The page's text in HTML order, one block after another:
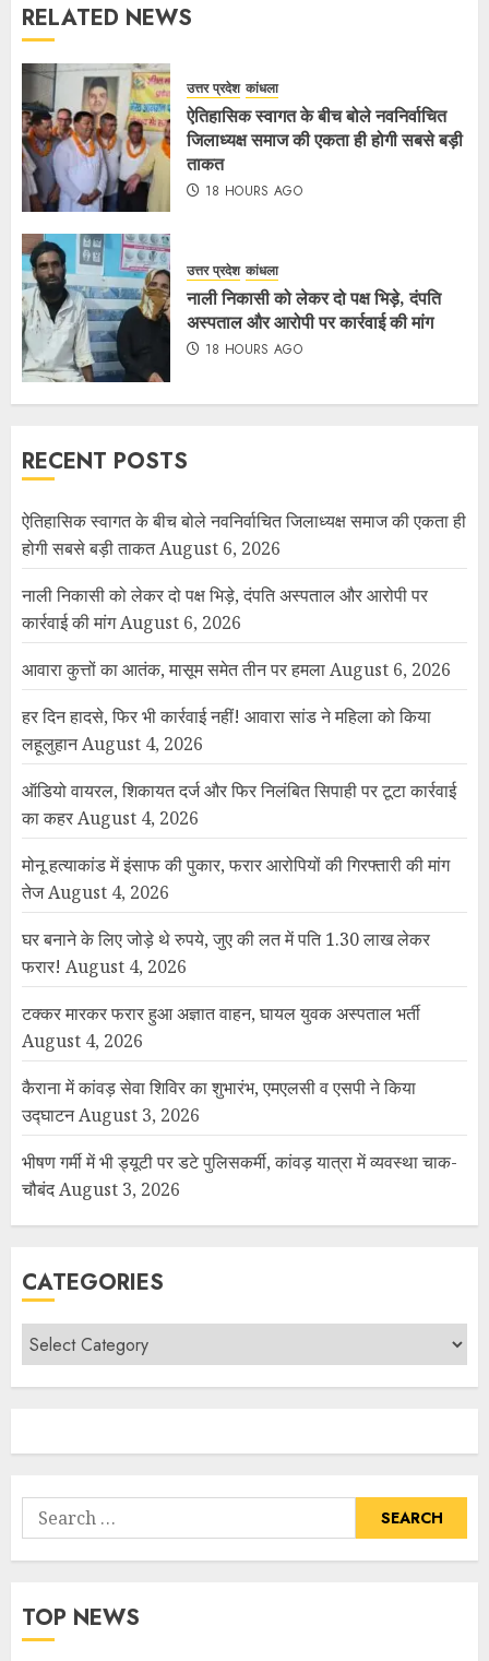
RELATED NEWS
उत्तर प्रदेश कांधला
ऐतिहासिक स्वागत के बीच बोले नवनिर्वाचित
जिलाध्यक्ष समाज की एकता ही होगी सबसे बड़ी
ताकत
18 HOURS AGO
उत्तर प्रदेश कांधला
नाली निकासी को लेकर दो पक्ष भिड़े, दंपति
अस्पताल और आरोपी पर कार्रवाई की मांग
18 HOURS AGO
RECENT POSTS
ऐतिहासिक स्वागत के बीच बोले नवनिर्वाचित जिलाध्यक्ष समाज की एकता ही
होगी सबसे बड़ी ताकतAugust 6, 2026
नाली निकासी को लेकर दो पक्ष भिड़े, दंपति अस्पताल और आरोपी पर
कार्रवाई की मांगAugust 6, 2026
आवारा कुत्तों का आतंक, मासूम समेत तीन पर हमलाAugust 6, 2026
हर दिन हादसे, फिर भी कार्रवाई नहीं! आवारा सांड ने महिला को किया
लहूलुहानAugust 4, 2026
ऑडियो वायरल, शिकायत दर्ज और फिर निलंबित सिपाही पर टूटा कार्रवाई
का कहरAugust 4, 2026
मोनू हत्याकांड में इंसाफ की पुकार, फरार आरोपियों की गिरफ्तारी की मांग
तेजAugust 4, 2026
घर बनाने के लिए जोड़े थे रुपये, जुए की लत में पति 1.30 लाख लेकर
फरार! August 4, 2026
टक्कर मारकर फरार हुआ अज्ञात वाहन, घायल युवक अस्पताल भर्ती
August 4, 2026
कैराना में कांवड़ सेवा शिविर का शुभारंभ, एमएलसी व एसपी ने किया
उद्घाटनAugust 3, 2026
भीषण गर्मी में भी ड्यूटी पर डटे पुलिसकर्मी, कांवड़ यात्रा में व्यवस्था चाक-
चौबंदAugust 3, 2026
CATEGORIES
TOP NEWS